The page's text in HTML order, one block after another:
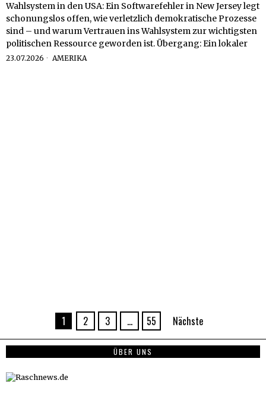
Wahlsystem in den USA: Ein Softwarefehler in New Jersey legt
schonungslos offen, wie verletzlich demokratische Prozesse
sind – und warum Vertrauen ins Wahlsystem zur wichtigsten
politischen Ressource geworden ist. Übergang: Ein lokaler
23.07.2026 AMERIKA
1 2 3 … 55 Nächste
ÜBER UNS